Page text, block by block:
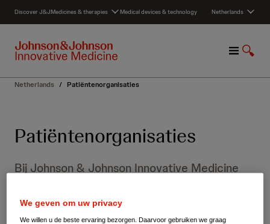
c
Discover J&JMedicines & therapies Medical devices & technology Netherlands
M
n
S
o
h
Netherlands / Patiëntenorganisaties
Patiëntenorganisaties
Bij Johnson & Johnson Innovative Medicine
We geven om uw privacy
We willen u de beste ervaring bezorgen. Daarvoor gebruiken we graag